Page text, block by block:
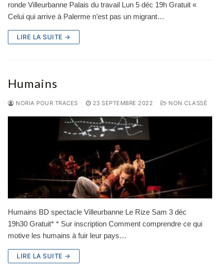
ronde Villeurbanne Palais du travail Lun 5 déc 19h Gratuit «
Celui qui arrive à Palerme n’est pas un migrant…
LIRE LA SUITE →
Humains
NORIA POUR TRACES 23 SEPTEMBRE 2022 NON CLASSÉ
Humains BD spectacle Villeurbanne Le Rize Sam 3 déc
19h30 Gratuit* * Sur inscription Comment comprendre ce qui
motive les humains à fuir leur pays…
LIRE LA SUITE →